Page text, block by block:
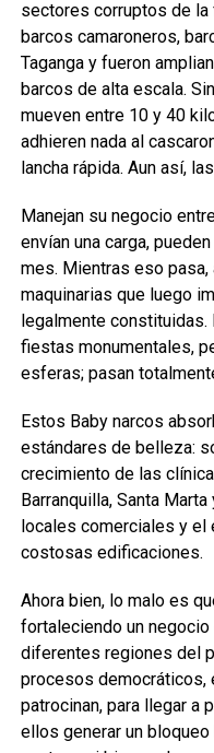
sectores corruptos de la
barcos camaroneros,
Taganga y fueron
barcos de alta escala.
mueven entre 10 y 40
adhieren nada al
lancha rápida. Aun así,
Manejan su negocio
envían una carga,
mes. Mientras eso
maquinarias que luego
legalmente constituidas.
fiestas monumentales,
esferas; pasan
Estos Baby narcos
estándares de belleza:
crecimiento de las
Barranquilla, Santa
locales comerciales y el
costosas edificaciones.
Ahora bien, lo malo es
fortaleciendo un
diferentes regiones del
procesos democráticos,
patrocinan, para llegar a
ellos generar un